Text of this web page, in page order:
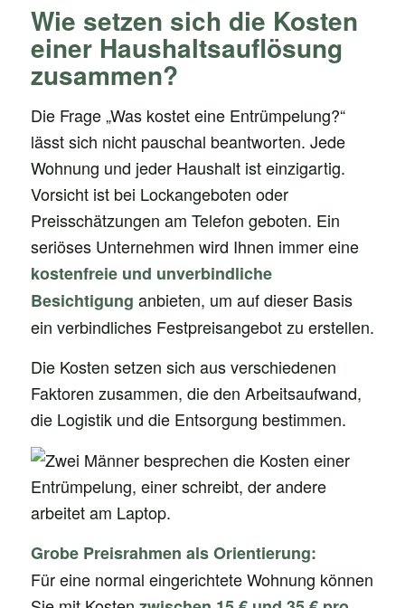
Wie setzen sich die Kosten
einer Haushaltsauflösung
zusammen?
Die Frage „Was kostet eine Entrümpelung?“
lässt sich nicht pauschal beantworten. Jede
Wohnung und jeder Haushalt ist einzigartig.
Vorsicht ist bei Lockangeboten oder
Preisschätzungen am Telefon geboten. Ein
seriöses Unternehmen wird Ihnen immer eine
kostenfreie und unverbindliche
Besichtigung anbieten, um auf dieser Basis
ein verbindliches Festpreisangebot zu erstellen.
Die Kosten setzen sich aus verschiedenen
Faktoren zusammen, die den Arbeitsaufwand,
die Logistik und die Entsorgung bestimmen.
Grobe Preisrahmen als Orientierung:
Für eine normal eingerichtete Wohnung können